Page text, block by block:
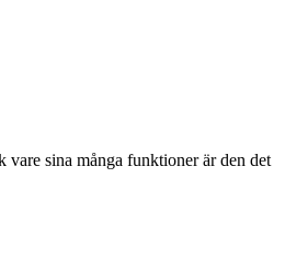
sina många funktioner är den det